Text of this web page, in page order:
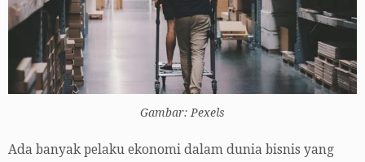
Gambar: Pexels
Ada banyak pelaku ekonomi dalam dunia bisnis yang